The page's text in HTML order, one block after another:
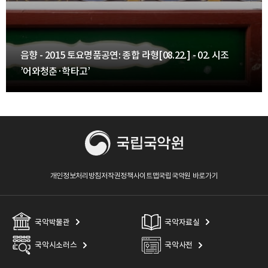
음향 - 2015 토요명품공연: 종합 라형[08.22.] - 02. 시조
’어와청춘·학타고’
개인정보처리방침저작권정책사이트맵국립국악원 바로가기
국악박물관 국악자료실
국악시소러스 국악사전